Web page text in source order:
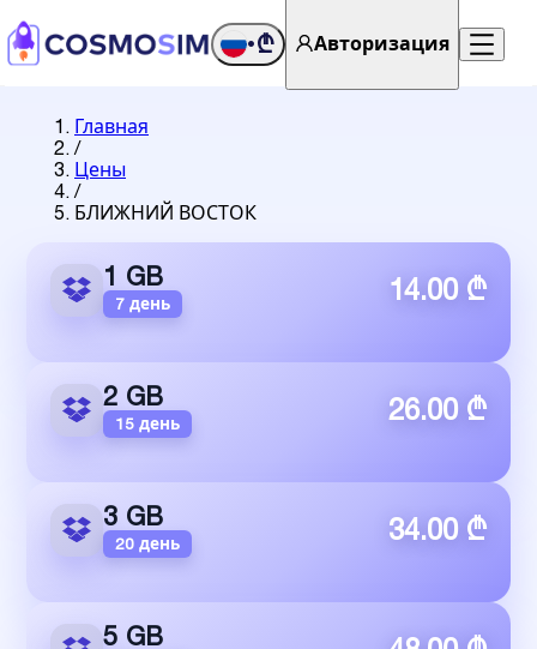
•₾ Авторизация
Главная
/
Цены
/
БЛИЖНИЙ ВОСТОК
1 GB
7 день 14.00 ₾
2 GB
15 день 26.00 ₾
3 GB
20 день 34.00 ₾
5 GB